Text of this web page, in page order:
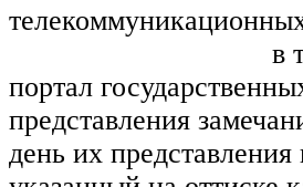
в т.ч. сети
портал
представления
день их